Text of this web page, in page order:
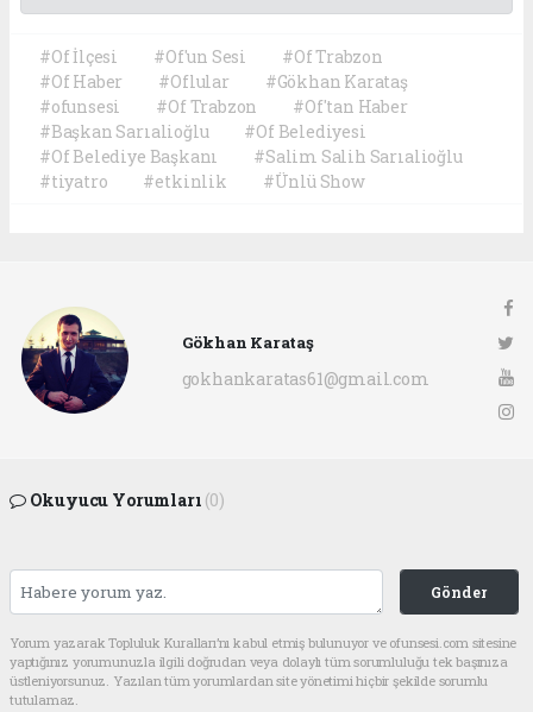
#Of İlçesi #Of'un Sesi
#Of Trabzon
#Of Haber
#Oflular
#Gökhan Karataş
#ofunsesi
#Of Trabzon
#Of'tan Haber
#Başkan Sarıalioğlu
#Of Belediyesi
#Of Belediye Başkanı
#Salim Salih Sarıalioğlu
#tiyatro
#etkinlik #Ünlü Show
Gökhan Karataş
gokhankaratas61@gmail.com
Okuyucu Yorumları (0)
Gönder
Yorum yazarak Topluluk Kuralları’nı kabul etmiş bulunuyor ve ofunsesi.com sitesine
yaptığınız yorumunuzla ilgili doğrudan veya dolaylı tüm sorumluluğu tek başınıza
üstleniyorsunuz. Yazılan tüm yorumlardan site yönetimi hiçbir şekilde sorumlu
tutulamaz.